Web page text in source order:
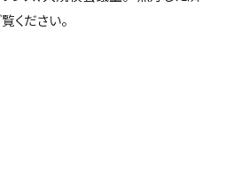
ください。